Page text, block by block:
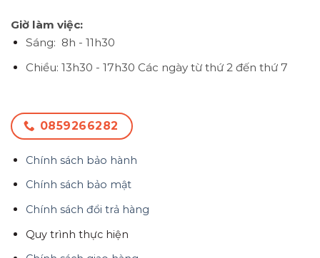
Giờ làm việc:
Sáng: 8h - 11h30
Chiều: 13h30 - 17h30 Các ngày từ thứ 2 đến thứ 7
0859266282
Chính sách bảo hành
Chính sách bảo mật
Chính sách đổi trả hàng
Quy trình thực hiện